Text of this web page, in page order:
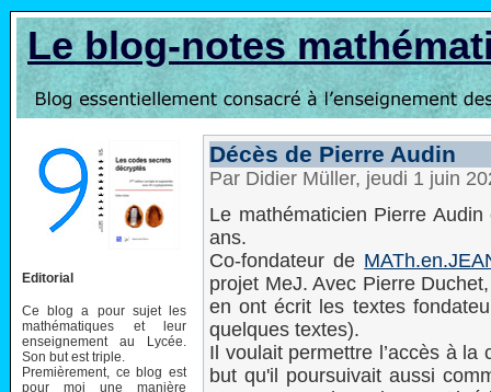
Le blog-notes
Editorial
Ce blog a pour sujet les
mathématiques et leur
enseignement au Lycée.
Son but est triple.
Premièrement, ce blog est
pour moi une manière
Décès de Pierre Audin
Par Didier Müller, jeudi 1 juin
Le mathématicien Pierre
ans.
Co-fondateur de
projet MeJ. Avec Pierre
en ont écrit les textes
quelques textes).
Il voulait permettre l’accès à
but qu'il poursuivait aussi